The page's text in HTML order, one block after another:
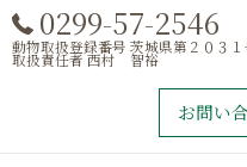
0299-57-2546
動物取扱登録番号 茨城県第２０
取扱責任者 西村 智裕
お問い